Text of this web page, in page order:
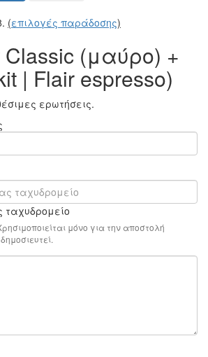
(επιλογές παράδοσης)
Classic (μαύρο) +
| Flair espresso)
ερωτήσεις.
ταχυδρομείο
μόνο για την αποστολή